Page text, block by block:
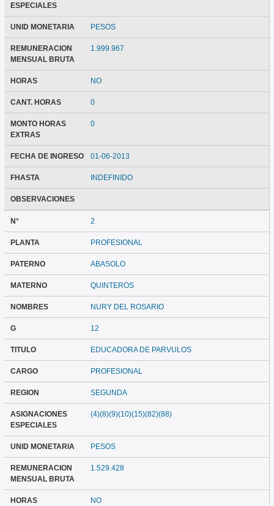
ESPECIALES
UNID MONETARIA PESOS
REMUNERACION
MENSUAL BRUTA
1.999.967
HORAS NO
CANT. HORAS 0
MONTO HORAS
EXTRAS
0
FECHA DE INGRESO 01-06-2013
FHASTA INDEFINIDO
OBSERVACIONES
N° 2
PLANTA PROFESIONAL
PATERNO ABASOLO
MATERNO QUINTEROS
NOMBRES NURY DEL ROSARIO
G 12
TITULO EDUCADORA DE PARVULOS
CARGO PROFESIONAL
REGION SEGUNDA
ASIGNACIONES
ESPECIALES
(4)(8)(9)(10)(15)(82)(88)
UNID MONETARIA PESOS
REMUNERACION
MENSUAL BRUTA
1.529.428
HORAS NO